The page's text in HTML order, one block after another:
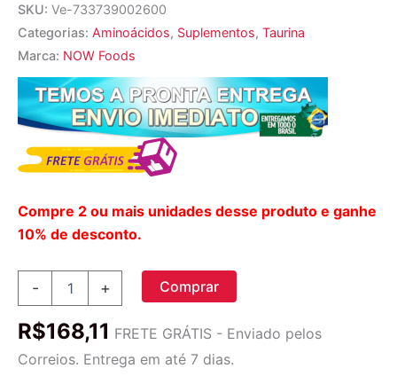
SKU: Ve-733739002600
Categorias: Aminoácidos, Suplementos, Taurina
Marca: NOW Foods
Compre 2 ou mais unidades desse produto e ganhe
10% de desconto.
-
em
-
+ Comprar
R$168,11 FRETE GRÁTIS - Enviado pelos
Correios. Entrega em até 7 dias.